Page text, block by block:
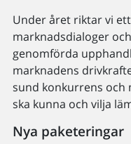
Under året riktar vi
marknadsdialoger
genomförda
marknadens
sund konkurrens och
ska kunna och vilja
Nya paketeringar